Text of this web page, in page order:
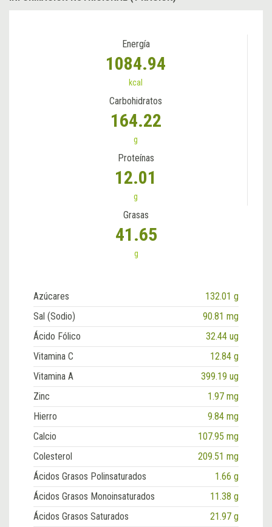
Energía
1084.94
kcal
Carbohidratos
164.22
g
Proteínas
12.01
g
Grasas
41.65
g
Azúcares
132.01 g
Sal (Sodio)
90.81 mg
Ácido Fólico
32.44 ug
Vitamina C
12.84 g
Vitamina A
399.19 ug
Zinc
1.97 mg
Hierro
9.84 mg
Calcio
107.95 mg
Colesterol
209.51 mg
Ácidos Grasos Polinsaturados
1.66 g
Ácidos Grasos Monoinsaturados
11.38 g
Ácidos Grasos Saturados
21.97 g